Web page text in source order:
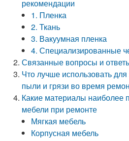
рекомендации
1. Пленка
2. Ткань
3. Вакуумная пленка
4. Специализированные
Связанные вопросы и
Что лучше использовать
пыли и грязи во время
Какие материалы наиболее
мебели при ремонте
Мягкая мебель
Корпусная мебель